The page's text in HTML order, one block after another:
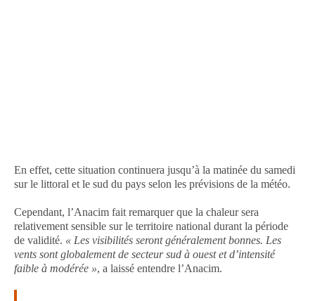
En effet, cette situation continuera jusqu’à la matinée du samedi
sur le littoral et le sud du pays selon les prévisions de la météo.
Cependant, l’Anacim fait remarquer que la chaleur sera
relativement sensible sur le territoire national durant la période
de validité. « Les visibilités seront généralement bonnes. Les
vents sont globalement de secteur sud à ouest et d’intensité
faible à modérée », a laissé entendre l’Anacim.